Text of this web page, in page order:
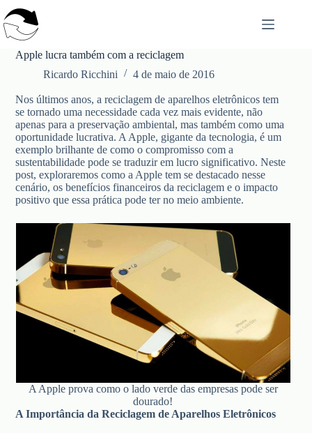
para
o
conteúdo
Apple lucra também com a reciclagem
Ricardo Ricchini
4 de maio de 2016
Nos últimos anos, a reciclagem de aparelhos eletrônicos tem
se tornado uma necessidade cada vez mais evidente, não
apenas para a preservação ambiental, mas também como uma
oportunidade lucrativa. A Apple, gigante da tecnologia, é um
exemplo brilhante de como o compromisso com a
sustentabilidade pode se traduzir em lucro significativo. Neste
post, exploraremos como a Apple tem se destacado nesse
cenário, os benefícios financeiros da reciclagem e o impacto
positivo que essa prática pode ter no meio ambiente.
A Apple prova como o lado verde das empresas pode ser
dourado!
A Importância da Reciclagem de Aparelhos Eletrônicos